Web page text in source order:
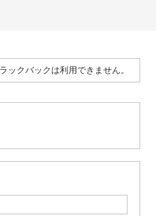
ラックバックは利用できません。